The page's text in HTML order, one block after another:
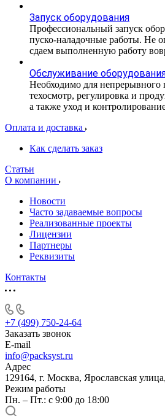
Запуск оборудования
Профессиональный запуск
пуско-наладочные работы. Не
сдаем выполненную работу
Обслуживание
Необходимо для непрерывного
техосмотр, регулировка и
а также уход и
Оплата и доставка
Как сделать заказ
Статьи
О компании
Новости
Часто задаваемые вопросы
Реализованные проекты
Лицензии
Партнеры
Реквизиты
Контакты
+7 (499) 750-24-64
Заказать звонок
E-mail
info@packsyst.ru
Адрес
129164, г. Москва, Ярославская
Режим работы
Пн. – Пт.: с 9:00 до 18:00